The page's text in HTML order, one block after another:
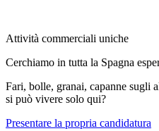
Attività commerciali uniche
Cerchiamo in tutta la Spagna
Fari, bolle, granai, capanne sugli
si può vivere solo qui?
Presentare la propria candidatura